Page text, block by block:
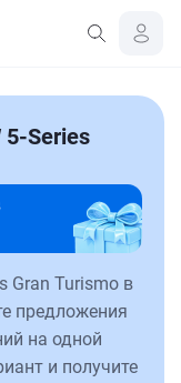
Series
Gran Turismo в
предложения
на одной
и получите